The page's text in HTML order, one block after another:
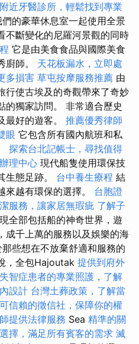
附近牙醫診所，輕鬆找到專業
們的豪華休息室一起使用全景
不斷變化的尼羅河景觀的同時
它是由美食食品與國際美食
廚師。 天花板漏水，立即處
多損害 草屯按摩服務推薦 由
行使古埃及的奇觀帶來了奇妙
的獨家訪問。 非常適合歷史
最好的遊客。 推薦優秀律師
眼 它包含所有國內航班和私
探索台北記帳士，尋找值得
理中心 現代船隻使用環保技
生態足跡。 台中養生療程 結
來越有環保的選擇。 台胞證
服務，讓家居無瑕疵 了解子
全部包括船的神奇世界，遊
成千上萬的服務以及娛樂的海
那些想在不放棄舒適和服務的
，全包Hajoutak 提供到府外
失智症患者的專業照護，了解
設計 台灣土葬政策，了解當
信賴的徵信社，保障你的權
提供法律服務 Sea 精準的關
擇，滿足所有賓客的需求 滅